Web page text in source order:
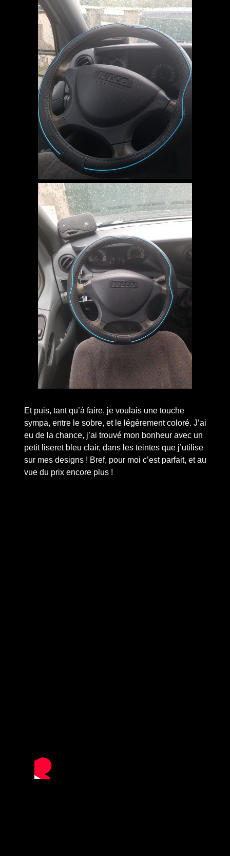
Et puis, tant qu’à faire, je voulais une touche
sympa, entre le sobre, et le légèrement coloré. J’ai
eu de la chance, j’ai trouvé mon bonheur avec un
petit liseret bleu clair, dans les teintes que j’utilise
sur mes designs ! Bref, pour moi c’est parfait, et au
vue du prix encore plus !